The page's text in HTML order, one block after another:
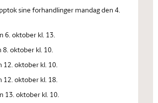
sine forhandlinger mandag den 4.
6. oktober kl. 13.
oktober kl. 10.
12. oktober kl. 10.
12. oktober kl. 18.
13. oktober kl. 10.